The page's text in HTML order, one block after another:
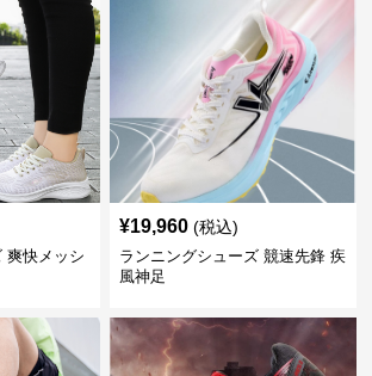
爽快メッシ
¥19,960 (税込)
ランニングシューズ 競速先鋒 疾
風神足